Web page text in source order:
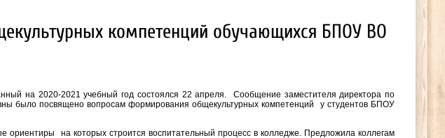
компетенций обучающихся БПОУ ВО
на 2020-2021 учебный год состоялся 22 апреля. Сообщение заместителя директора по
было посвящено вопросам формирования общекультурных компетенций у студентов БПОУ
ориентиры на которых строится воспитательный процесс в колледже. Предложила коллегам